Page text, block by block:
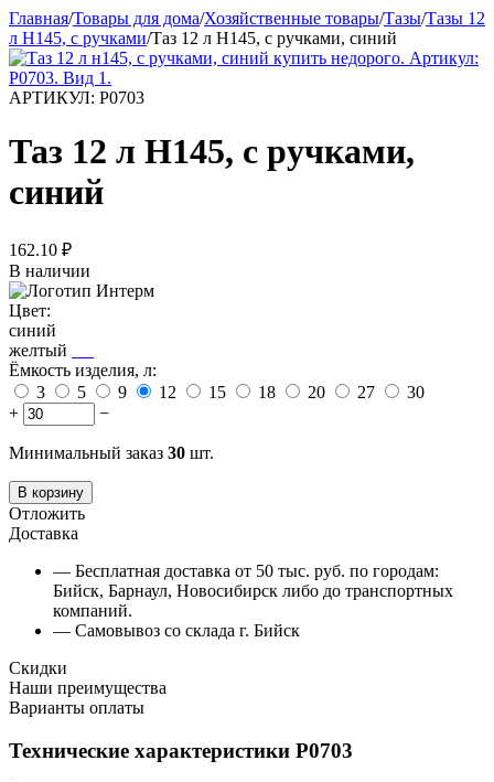
Главная/Товары для дома/Хозяйственные товары/Тазы/Тазы 12
л Н145, с ручками/Таз 12 л Н145, с ручками, синий
АРТИКУЛ: Р0703
Таз 12 л Н145, с ручками,
синий
162.10 ₽
В наличии
Цвет:
синий
желтый
Ёмкость изделия, л:
3
5 9 12 15 18 20 27
30
+
−
Минимальный заказ 30 шт.
В корзину
Отложить
Доставка
— Бесплатная доставка от 50 тыс. руб. по городам:
Бийск, Барнаул, Новосибирск либо до транспортных
компаний.
— Самовывоз со склада г. Бийск
Скидки
Наши преимущества
Варианты оплаты
Технические характеристики Р0703